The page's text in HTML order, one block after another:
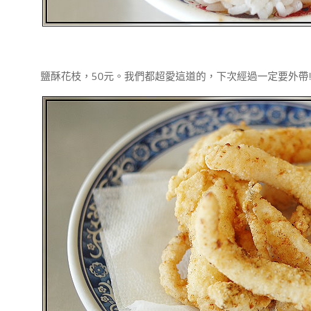
鹽酥花枝，50元。我們都超愛這道的，下次經過一定要外帶!